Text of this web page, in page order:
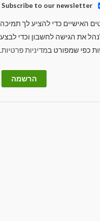
Subscribe to our newsletter
האישיים כדי להציע לך תמיכה
את הגישה לחשבון וכדי לבצע
כפי שמפורט במדיניות פרטיות
הרשמה